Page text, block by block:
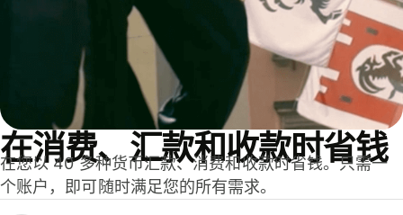
在消费、汇款和收款时省钱
在您以 40 多种货币汇款、消费和收款时省钱。只需一
个账户，即可随时满足您的所有需求。